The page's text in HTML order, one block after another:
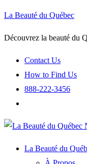
La Beauté du Québec
Découvrez la beauté du
Contact Us
How to Find Us
888-222-3456
La Beauté du